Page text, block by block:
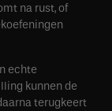
na rust, of
echte
kunnen de
terugkeert